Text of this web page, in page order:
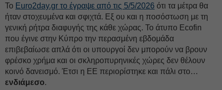
Το Euro2day.gr το έγραψε από τις 5/5/2026 ότι τα μέτρα θα
ήταν στοχευμένα και σφιχτά. Εξ ου και η ποσόστωση με τη
γενική ρήτρα διαφυγής της κάθε χώρας. Το άτυπο Ecofin
που έγινε στην Κύπρο την περασμένη εβδομάδα
επιβεβαίωσε απλά ότι οι υπουργοί δεν μπορούν να βρουν
φρέσκο χρήμα και οι σκληροπυρηνικές χώρες δεν θέλουν
κοινό δανεισμό. Έτσι η ΕΕ περιορίστηκε και πάλι στο…
ενδιάμεσο.